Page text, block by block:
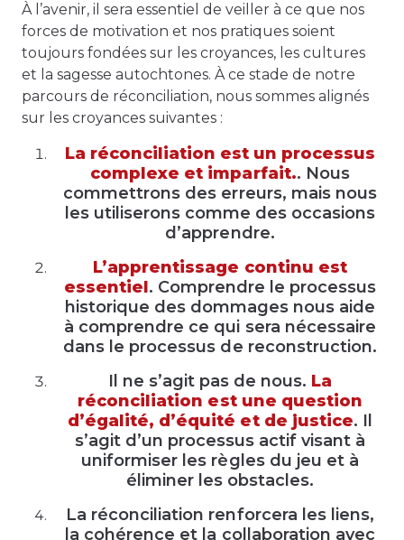
À l’avenir, il sera essentiel de veiller à ce que nos
forces de motivation et nos pratiques soient
toujours fondées sur les croyances, les cultures
et la sagesse autochtones. À ce stade de notre
parcours de réconciliation, nous sommes alignés
sur les croyances suivantes :
La réconciliation est un processus
complexe et imparfait.. Nous
commettrons des erreurs, mais nous
les utiliserons comme des occasions
d’apprendre.
L’apprentissage continu est
essentiel. Comprendre le processus
historique des dommages nous aide
à comprendre ce qui sera nécessaire
dans le processus de reconstruction.
Il ne s’agit pas de nous. La
réconciliation est une question
d’égalité, d’équité et de justice. Il
s’agit d’un processus actif visant à
uniformiser les règles du jeu et à
éliminer les obstacles.
La réconciliation renforcera les liens,
la cohérence et la collaboration avec